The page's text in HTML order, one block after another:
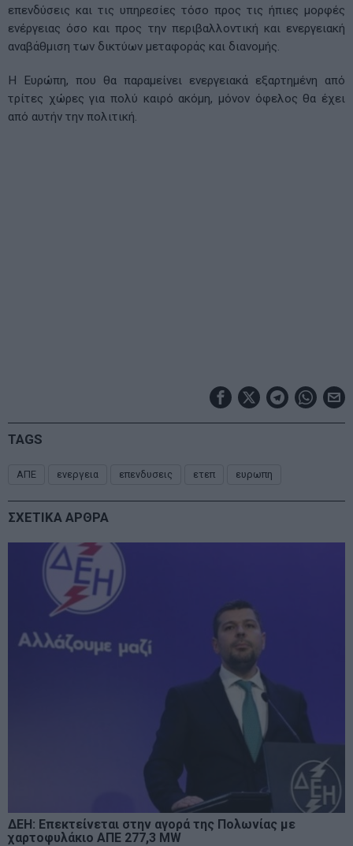
επενδύσεις και τις υπηρεσίες τόσο προς τις ήπιες μορφές
ενέργειας όσο και προς την περιβαλλοντική και ενεργειακή
αναβάθμιση των δικτύων μεταφοράς και διανομής.
Η Ευρώπη, που θα παραμείνει ενεργειακά εξαρτημένη από
τρίτες χώρες για πολύ καιρό ακόμη, μόνον όφελος θα έχει
από αυτήν την πολιτική.
TAGS
ΑΠΕ ενεργεια επενδυσεις ετεπ ευρωπη
ΣΧΕΤΙΚΑ ΑΡΘΡΑ
ΔΕΗ: Επεκτείνεται στην αγορά της Πολωνίας με
χαρτοφυλάκιο ΑΠΕ 277,3 MW